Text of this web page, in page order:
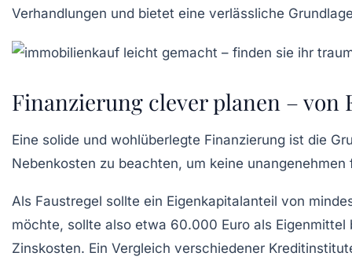
Verhandlungen und bietet eine verlässliche
Finanzierung clever planen –
Eine solide und wohlüberlegte Finanzierung ist die
Nebenkosten zu beachten, um keine
Als Faustregel sollte ein Eigenkapitalanteil von
möchte, sollte also etwa 60.000 Euro als
Zinskosten. Ein Vergleich verschiedener